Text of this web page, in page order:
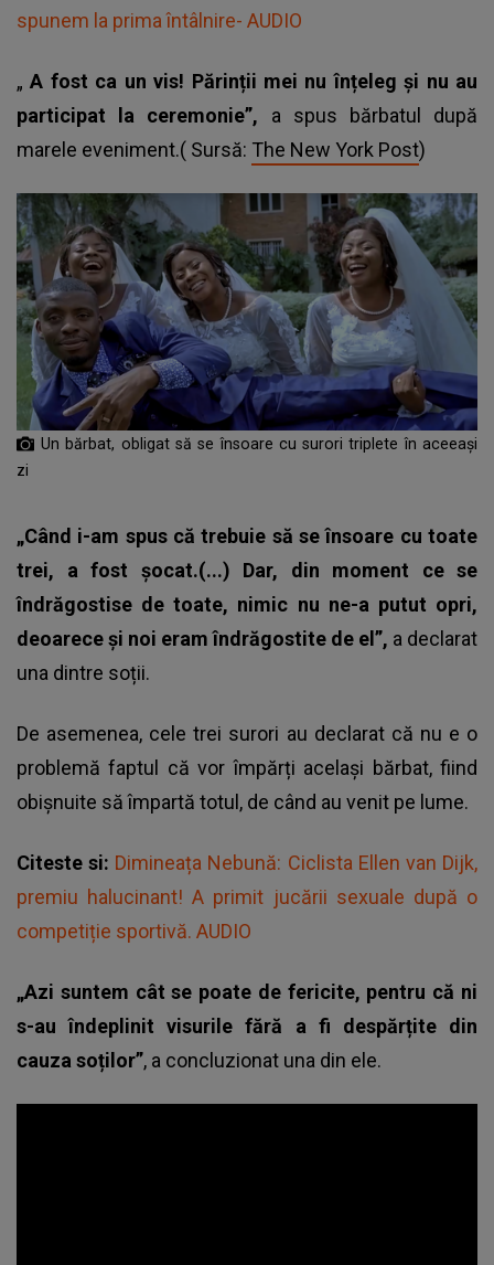
spunem la prima întâlnire- AUDIO
„A fost ca un vis! Părinții mei nu înțeleg și nu au
participat la ceremonie”, a spus bărbatul după
marele eveniment.( Sursă: The New York Post)
Un bărbat, obligat să se însoare cu surori triplete în aceeași
zi
„Când i-am spus că trebuie să se însoare cu toate
trei, a fost șocat.(...) Dar, din moment ce se
îndrăgostise de toate, nimic nu ne-a putut opri,
deoarece și noi eram îndrăgostite de el”, a declarat
una dintre soții.
De asemenea, cele trei surori au declarat că nu e o
problemă faptul căvor împărți același bărbat, fiind
obișnuite să împartă totul, de când au venit pe lume.
Citeste si: Dimineața Nebună: Ciclista Ellen van Dijk,
premiu halucinant! A primit jucării sexuale după o
competiție sportivă. AUDIO
„Azi suntem cât se poate de fericite, pentru că ni
s-au îndeplinit visurile fără a fi despărțite din
cauza soților”, a concluzionat una din ele.